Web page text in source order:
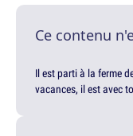
Ce contenu
Il est parti à la ferme
vacances, il est avec